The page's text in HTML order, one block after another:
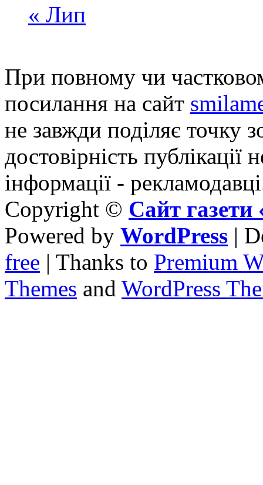
« Лип
При повному чи
посилання на сайт
не завжди поділяє точку
достовірність публікації
інформації -
Copyright © Сайт
Powered by WordPress |
free | Thanks to Premium
Themes and WordPress